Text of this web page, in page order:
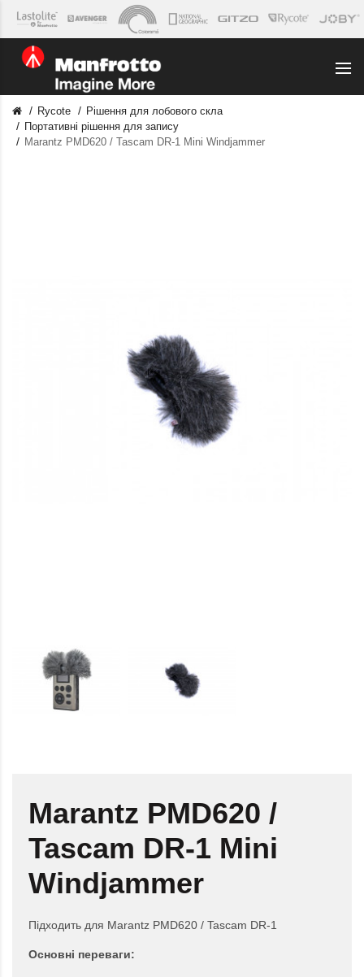
Rycote
Рішення для лобового скла
Портативні рішення для запису
Marantz PMD620 / Tascam DR-1 Mini Windjammer
Marantz PMD620 /
Tascam DR-1 Mini
Windjammer
Підходить для Marantz PMD620 / Tascam DR-1
Основні переваги: